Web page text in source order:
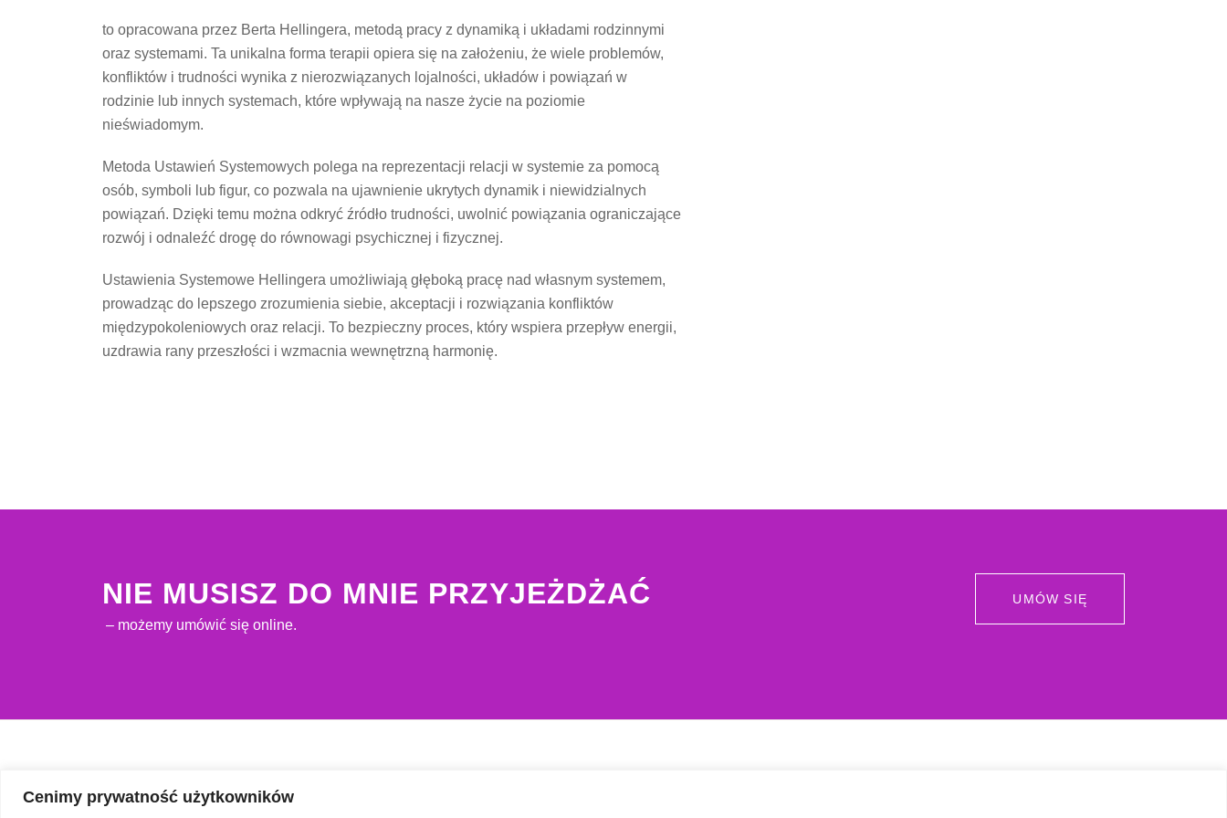
Cenimy prywatność użytkowników
to opracowana przez Berta Hellingera, metodą pracy z dynamiką i układami rodzinnymi
oraz systemami. Ta unikalna forma terapii opiera się na założeniu, że wiele problemów,
konfliktów i trudności wynika z nierozwiązanych lojalności, układów i powiązań w
rodzinie lub innych systemach, które wpływają na nasze życie na poziomie
nieświadomym.
Metoda Ustawień Systemowych polega na reprezentacji relacji w systemie za pomocą
osób, symboli lub figur, co pozwala na ujawnienie ukrytych dynamik i niewidzialnych
powiązań. Dzięki temu można odkryć źródło trudności, uwolnić powiązania ograniczające
rozwój i odnaleźć drogę do równowagi psychicznej i fizycznej.
Ustawienia Systemowe Hellingera umożliwiają głęboką pracę nad własnym systemem,
prowadząc do lepszego zrozumienia siebie, akceptacji i rozwiązania konfliktów
międzypokoleniowych oraz relacji. To bezpieczny proces, który wspiera przepływ energii,
uzdrawia rany przeszłości i wzmacnia wewnętrzną harmonię.
NIE MUSISZ DO MNIE PRZYJEŻDŻAĆ
– możemy umówić się online.
UMÓW SIĘ